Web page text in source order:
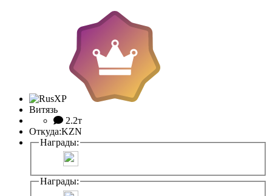
Витязь
2.2т
Откуда:KZN
Награды:
Награды: